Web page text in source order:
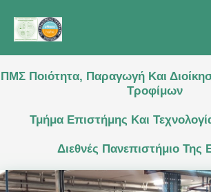
περιεχόμενο
ΠΜΣ Ποιότητα, Παραγωγή Και
Τροφίμων
Τμήμα Επιστήμης Και
Διεθνές Πανεπιστήμιο Της